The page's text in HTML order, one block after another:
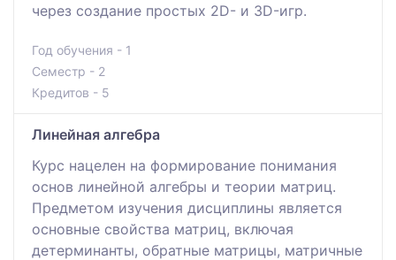
через создание простых 2D- и 3D-игр.
Год обучения - 1
Семестр - 2
Кредитов - 5
Линейная алгебра
Курс нацелен на формирование понимания
основ линейной алгебры и теории матриц.
Предметом изучения дисциплины является
основные свойства матриц, включая
детерминанты, обратные матрицы, матричные